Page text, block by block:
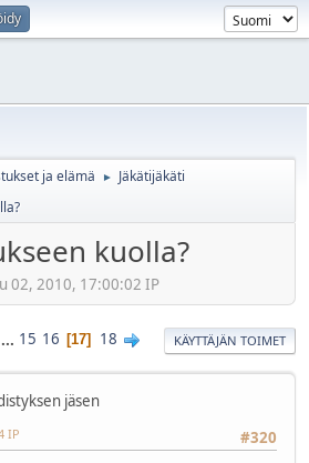
ja elämä ► Jäkätijäkäti
kuolla?
02, 2010, 17:00:02 IP
... 15 16 17 18 KÄYTTÄJÄN TOIMET
jäsen
#320
IP